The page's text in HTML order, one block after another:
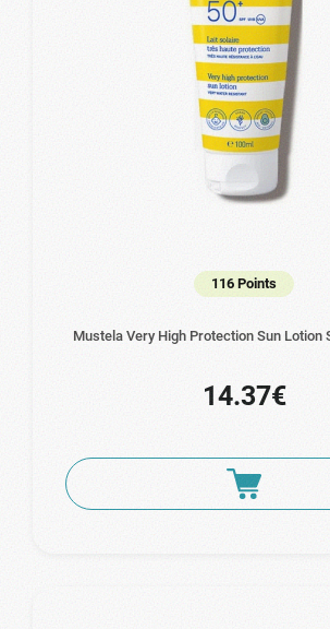
116 Points
Mustela Very High Protection Sun Lotion
14.37€